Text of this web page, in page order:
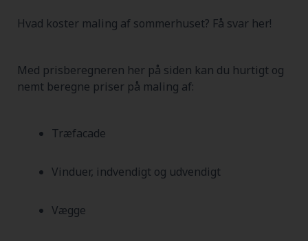
Hvad koster maling af sommerhuset? Få svar her!
Med prisberegneren her på siden kan du hurtigt og
nemt beregne priser på maling af:
Træfacade
Vinduer, indvendigt og udvendigt
Vægge